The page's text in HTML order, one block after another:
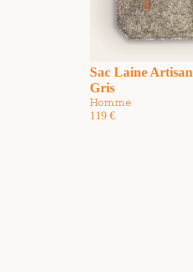
Sac Laine
Gris
Homme
119 €